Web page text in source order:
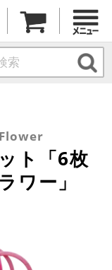
ト「6枚
ワー」